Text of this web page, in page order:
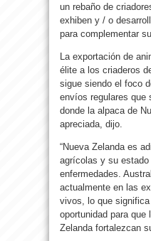
un rebaño de
exhiben y / o
para complementar
La exportación de
élite a los criaderos
sigue siendo el foco
envíos regulares que
donde la alpaca de
apreciada, dijo.
“Nueva Zelanda es
agrícolas y su
enfermedades.
actualmente en las
vivos, lo que
oportunidad para que
Zelanda fortalezcan